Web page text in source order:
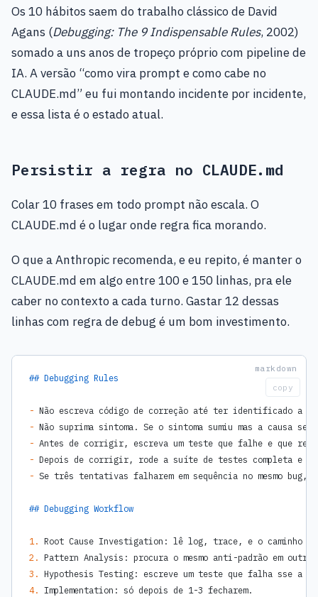
Os 10 hábitos saem do trabalho clássico de David
Agans (Debugging: The 9 Indispensable Rules, 2002)
somado a uns anos de tropeço próprio com pipeline de
IA. A versão “como vira prompt e como cabe no
CLAUDE.md” eu fui montando incidente por incidente,
e essa lista é o estado atual.
Persistir a regra no CLAUDE.md
Colar 10 frases em todo prompt não escala. O
CLAUDE.md é o lugar onde regra fica morando.
O que a Anthropic recomenda, e eu repito, é manter o
CLAUDE.md em algo entre 100 e 150 linhas, pra ele
caber no contexto a cada turno. Gastar 12 dessas
linhas com regra de debug é um bom investimento.
## Debugging Rules
- Não escreva código de correção até ter identificado a
- Não suprima sintoma. Se o sintoma sumiu mas a causa
- Antes de corrigir, escreva um teste que falhe e que
- Depois de corrigir, rode a suíte de testes completa e
- Se três tentativas falharem em sequência no mesmo
## Debugging Workflow
1. Root Cause Investigation: lê log, trace, e o caminho
2. Pattern Analysis: procura o mesmo anti-padrão em
3. Hypothesis Testing: escreve um teste que falha sse a
4. Implementation: só depois de 1-3 fecharem.
copy